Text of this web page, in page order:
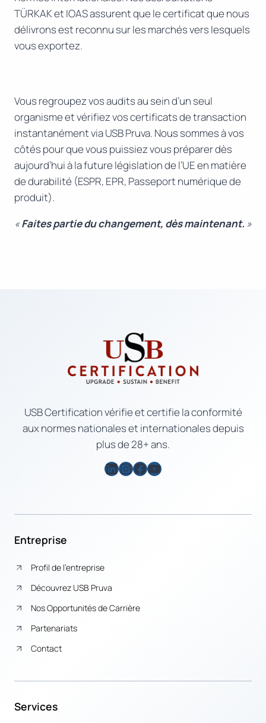
TÜRKAK et IOAS assurent que le certificat que nous
délivrons est reconnu sur les marchés vers lesquels
vous exportez.
Vous regroupez vos audits au sein d’un seul
organisme et vérifiez vos certificats de transaction
instantanément via USB Pruva. Nous sommes à vos
côtés pour que vous puissiez vous préparer dès
aujourd’hui à la future législation de l’UE en matière
de durabilité (ESPR, EPR, Passeport numérique de
produit).
«Faites partie du changement, dès maintenant. »
USB Certification vérifie et certifie la conformité
aux normes nationales et internationales depuis
plus de 28+ ans.
LinkedIn
Instagram
Facebook
YouTube
Entreprise
Profil de l’entreprise
Découvrez USB Pruva
Nos Opportunités de Carrière
Partenariats
Contact
Services